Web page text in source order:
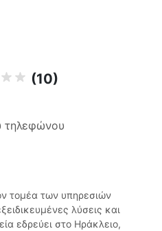
(10)
τηλεφώνου
τομέα των υπηρεσιών
λύσεις και
εδρεύει στο Ηράκλειο,